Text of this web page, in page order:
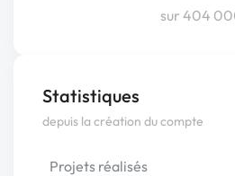
sur 404
Statistiques
depuis la création du compte
Projets réalisés